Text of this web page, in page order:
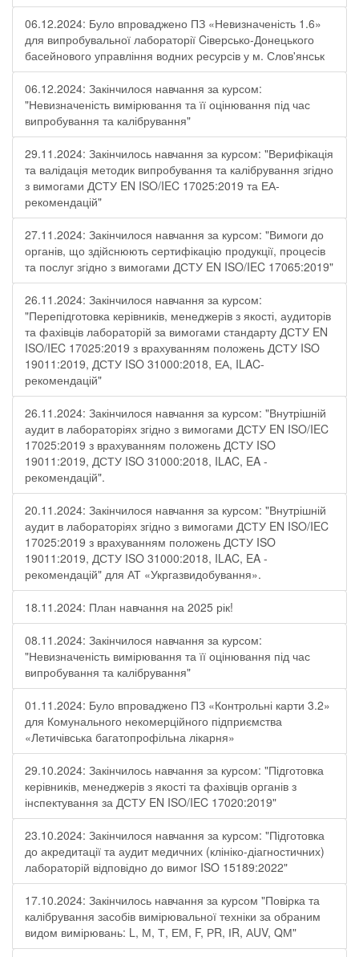
06.12.2024: Було впроваджено ПЗ «Невизначеність 1.6»
для випробувальної лабораторії Cіверсько-Донецького
басейнового управління водних ресурсів у м. Слов'янськ
06.12.2024: Закінчилося навчання за курсом:
"Невизначеність вимірювання та її оцінювання під час
випробування та калібрування"
29.11.2024: Закінчилось навчання за курсом: "Верифікація
та валідація методик випробування та калібрування згідно
з вимогами ДСТУ EN ISO/IEC 17025:2019 та ЕА-
рекомендацій"
27.11.2024: Закінчилося навчання за курсом: "Вимоги до
органів, що здійснюють сертифікацію продукції, процесів
та послуг згідно з вимогами ДСТУ EN ISO/IEC 17065:2019"
26.11.2024: Закінчилося навчання за курсом:
"Перепідготовка керівників, менеджерів з якості, аудиторів
та фахівців лабораторій за вимогами стандарту ДСТУ EN
ISO/IEC 17025:2019 з врахуванням положень ДСТУ ISO
19011:2019, ДСТУ ISO 31000:2018, ЕА, ILAC-
рекомендацій"
26.11.2024: Закінчилося навчання за курсом: "Внутрішній
аудит в лабораторіях згідно з вимогами ДСТУ EN ISO/IEC
17025:2019 з врахуванням положень ДСТУ ISO
19011:2019, ДСТУ ISO 31000:2018, ILAC, EA -
рекомендацій".
20.11.2024: Закінчилося навчання за курсом: "Внутрішній
аудит в лабораторіях згідно з вимогами ДСТУ EN ISO/IEC
17025:2019 з врахуванням положень ДСТУ ISO
19011:2019, ДСТУ ISO 31000:2018, ILAC, EA -
рекомендацій" для АТ «Укргазвидобування».
18.11.2024: План навчання на 2025 рік!
08.11.2024: Закінчилося навчання за курсом:
"Невизначеність вимірювання та її оцінювання під час
випробування та калібрування"
01.11.2024: Було впроваджено ПЗ «Контрольні карти 3.2»
для Комунального некомерційного підприємства
«Летичівська багатопрофільна лікарня»
29.10.2024: Закінчилось навчання за курсом: "Підготовка
керівників, менеджерів з якості та фахівців органів з
інспектування за ДСТУ EN ISO/IEC 17020:2019"
23.10.2024: Закінчилося навчання за курсом: "Підготовка
до акредитації та аудит медичних (клініко-діагностичних)
лабораторій відповідно до вимог ISO 15189:2022"
17.10.2024: Закінчилось навчання за курсом "Повірка та
калібрування засобів вимірювальної техніки за обраним
видом вимірювань: L, М, Т, ЕМ, F, РR, ІR, АUV, QМ"